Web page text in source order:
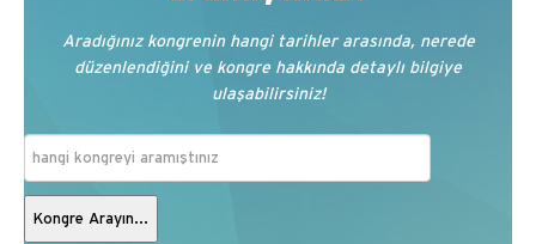
Aradığınız kongrenin hangi tarihler arasında, nerede
düzenlendiğini ve kongre hakkında detaylı bilgiye
ulaşabilirsiniz!